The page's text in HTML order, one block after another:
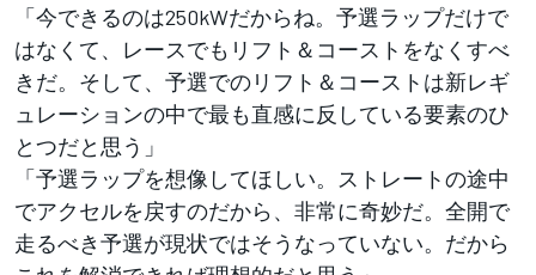
「今できるのは250kWだからね。予選ラップだけで
はなくて、レースでもリフト＆コーストをなくすべ
きだ。そして、予選でのリフト＆コーストは新レギ
ュレーションの中で最も直感に反している要素のひ
とつだと思う」
「予選ラップを想像してほしい。ストレートの途中
でアクセルを戻すのだから、非常に奇妙だ。全開で
走るべき予選が現状ではそうなっていない。だから